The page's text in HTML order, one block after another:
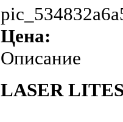
Цена:
Описание
LASER